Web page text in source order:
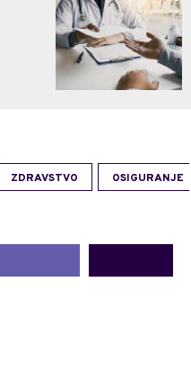
ZDRAVSTVO OSIGURANJE